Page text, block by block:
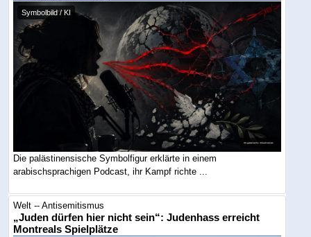
Symbolbild / KI
Die palästinensische Symbolfigur erklärte in einem
arabischsprachigen Podcast, ihr Kampf richte ...
Welt -- Antisemitismus
„Juden dürfen hier nicht sein“: Judenhass erreicht
Montreals Spielplätze